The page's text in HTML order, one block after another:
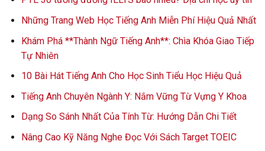
Những Trang Web Học Tiếng Anh Miễn Phí Hiệu Quả Nhất
Khám Phá **Thành Ngữ Tiếng Anh**: Chìa Khóa Giao Tiếp
Tự Nhiên
10 Bài Hát Tiếng Anh Cho Học Sinh Tiểu Học Hiệu Quả
Tiếng Anh Chuyên Ngành Y: Nắm Vững Từ Vựng Y Khoa
Dạng So Sánh Nhất Của Tính Từ: Hướng Dẫn Chi Tiết
Nâng Cao Kỹ Năng Nghe Đọc Với Sách Target TOEIC